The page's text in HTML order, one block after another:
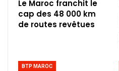
Le Maroc franchit le
cap des 48 000 km
de routes revêtues
BTP MAROC